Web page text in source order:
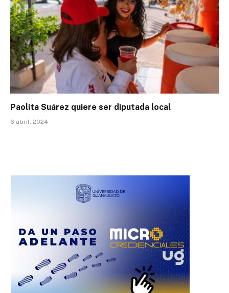
Paolita Suárez quiere ser diputada local
6 abril, 2024